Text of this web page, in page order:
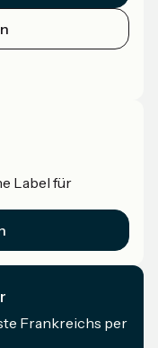
Label für
Frankreichs per